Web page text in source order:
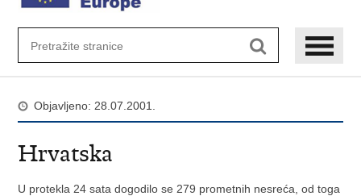
Objavljeno: 28.07.2001.
Hrvatska
U protekla 24 sata dogodilo se 279 prometnih nesreća, od toga